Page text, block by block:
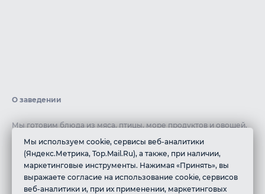
О заведении
Мы готовим блюда из мяса, птицы, море продуктов и овощей,
чтобы предложить вам разнообразие вариантов. Все наши
ингредиенты тщательно выбираются, соответствуя стандартам
халяльной пищи, чтобы обеспечить вам полный комфорт и
уверенность в качестве нашей кухни.
Мы используем cookie, сервисы веб-аналитики
(Яндекс.Метрика, Top.Mail.Ru), а также, при наличии,
маркетинговые инструменты. Нажимая «Принять», вы
выражаете согласие на использование cookie, сервисов
веб-аналитики и, при их применении, маркетинговых